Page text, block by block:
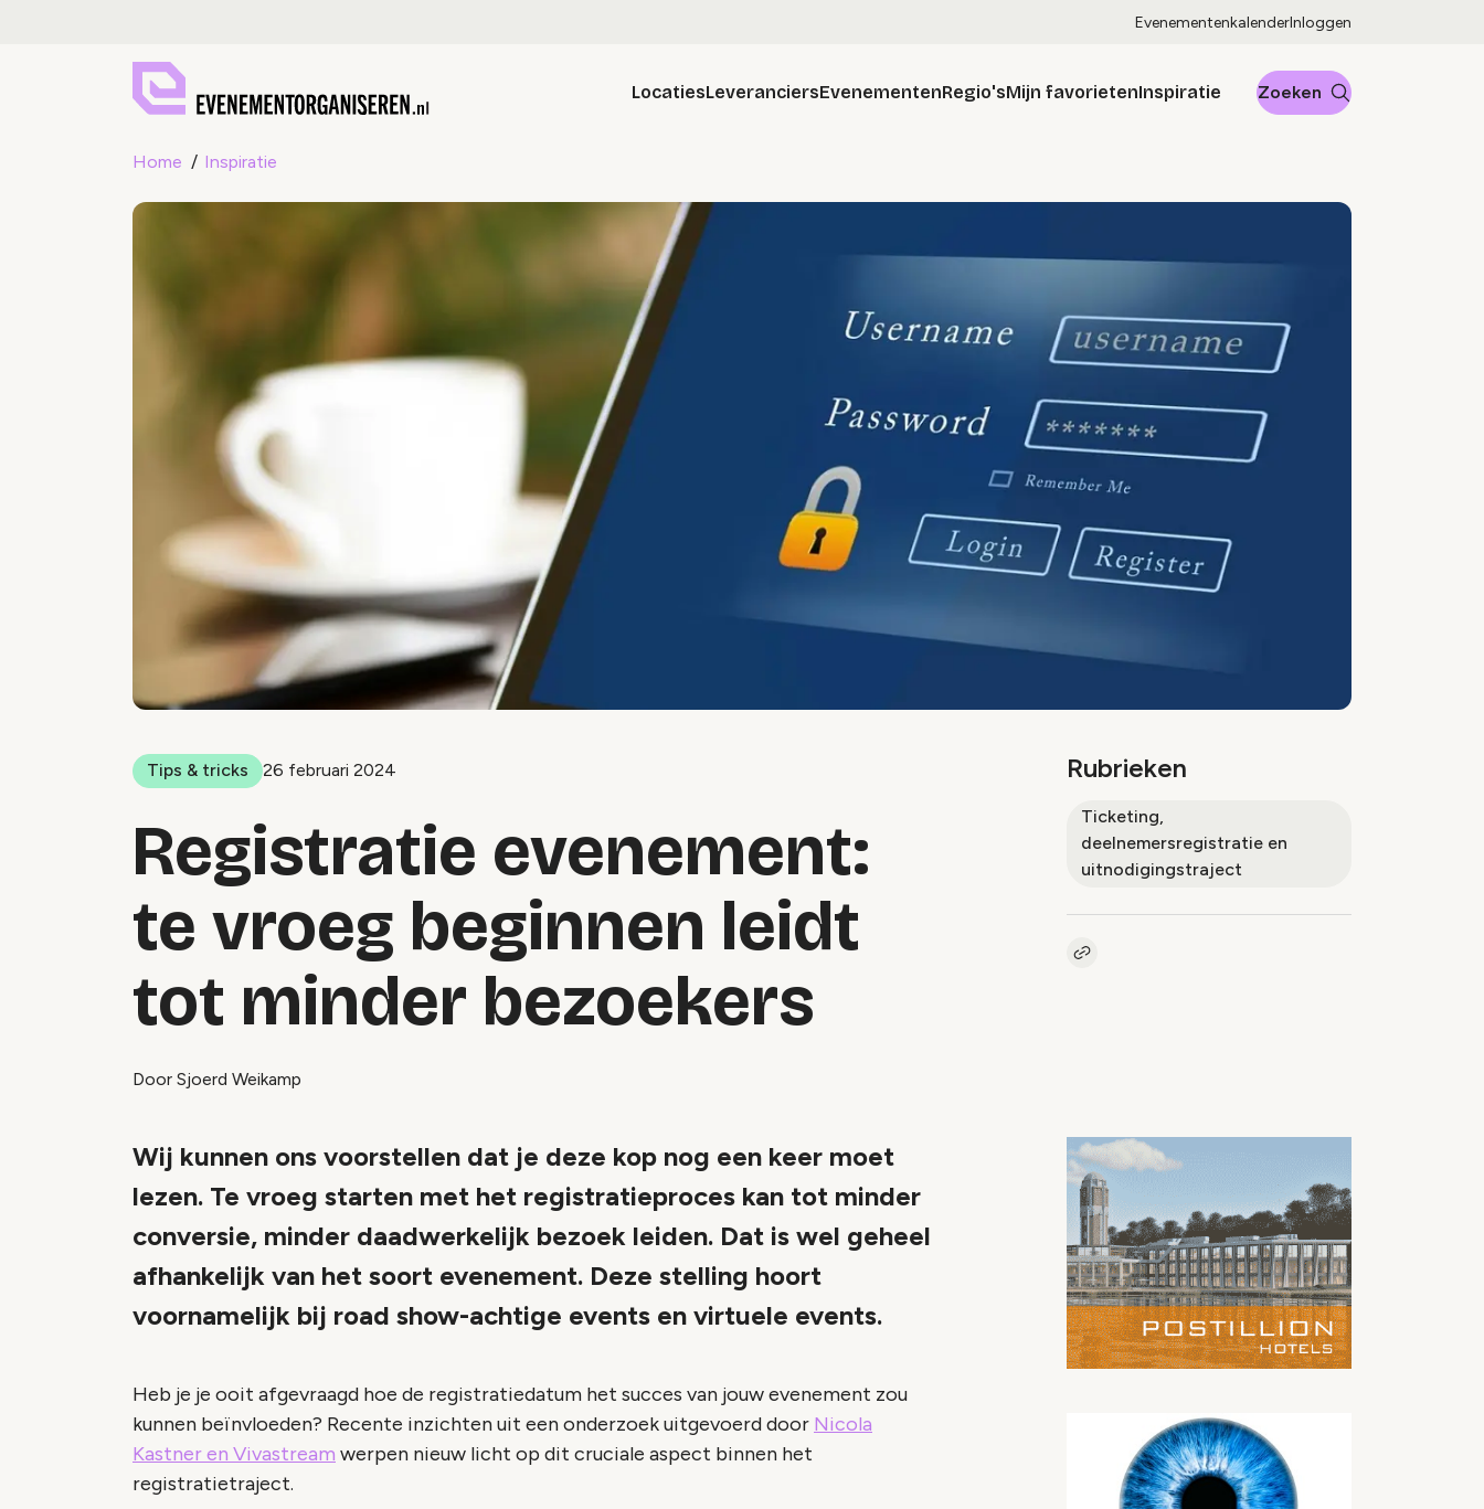
EvenementenkalenderInloggen
LocatiesLeveranciersEvenementenRegio'sMijn favorietenInspiratie Zoeken
Home Inspiratie
Tips & tricks 26 februari 2024
Registratie evenement:
te vroeg beginnen leidt
tot minder bezoekers
Door Sjoerd Weikamp
Rubrieken
Ticketing,
deelnemersregistratie en
uitnodigingstraject
Kopieer link naar artikel
Wij kunnen ons voorstellen dat je deze kop nog een keer moet
lezen. Te vroeg starten met het registratieproces kan tot minder
conversie, minder daadwerkelijk bezoek leiden. Dat is wel geheel
afhankelijk van het soort evenement. Deze stelling hoort
voornamelijk bij road show-achtige events en virtuele events.
Heb je je ooit afgevraagd hoe de registratiedatum het succes van jouw evenement zou
kunnen beïnvloeden? Recente inzichten uit een onderzoek uitgevoerd door Nicola
Kastner en Vivastream werpen nieuw licht op dit cruciale aspect binnen het
registratietraject.